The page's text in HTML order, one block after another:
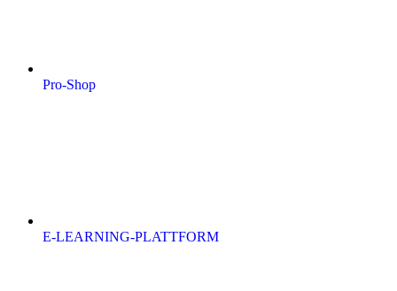
Pro-Shop
E-LEARNING-PLATTFORM